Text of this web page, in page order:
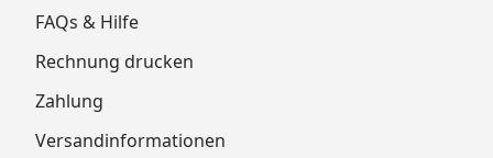
FAQs & Hilfe
Rechnung drucken
Zahlung
Versandinformationen